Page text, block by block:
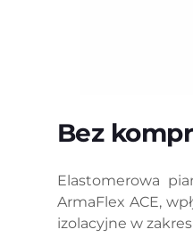
Bez
Elastomerowa
ArmaFlex ACE,
izolacyjne w